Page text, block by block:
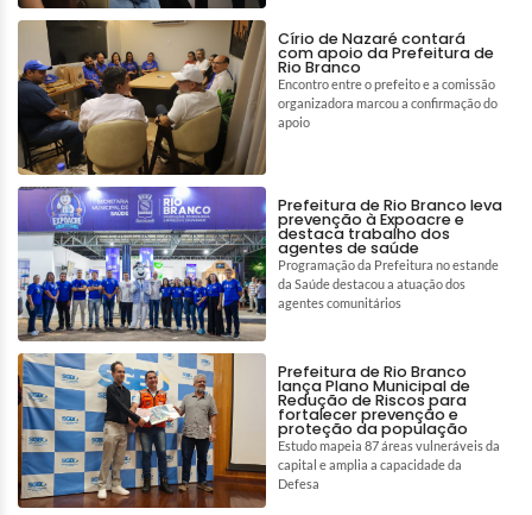
Círio de Nazaré contará
com apoio da Prefeitura de
Rio Branco
Encontro entre o prefeito e a comissão
organizadora marcou a confirmação do
apoio
Prefeitura de Rio Branco leva
prevenção à Expoacre e
destaca trabalho dos
agentes de saúde
Programação da Prefeitura no estande
da Saúde destacou a atuação dos
agentes comunitários
Prefeitura de Rio Branco
lança Plano Municipal de
Redução de Riscos para
fortalecer prevenção e
proteção da população
Estudo mapeia 87 áreas vulneráveis da
capital e amplia a capacidade da
Defesa